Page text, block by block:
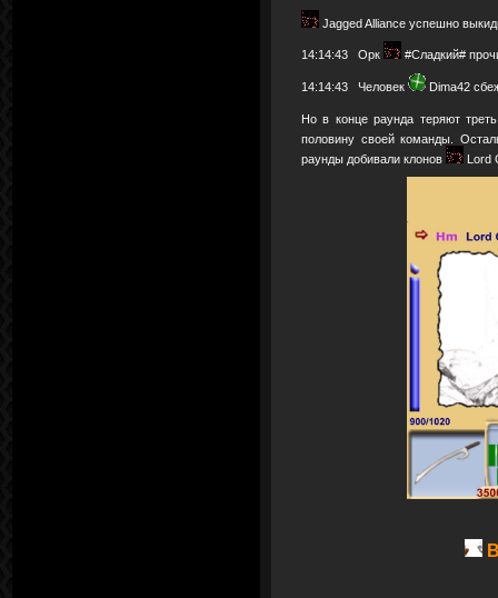
Jagged Alliance успешно
14:14:43 Орк #Сладкий#
14:14:43 Человек Dima42
Но в конце раунда теряют
половину своей команды.
раунды добивали клонов
Lord